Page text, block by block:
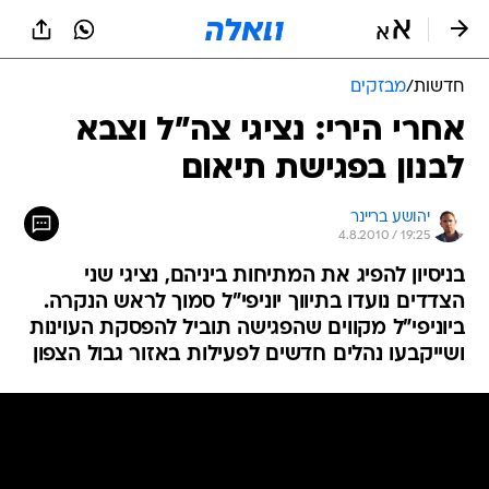
חדשות/מבזקים
אחרי הירי: נציגי צה"ל וצבא
לבנון בפגישת תיאום
יהושע בריינר
4.8.2010 / 19:25
בניסיון להפיג את המתיחות ביניהם, נציגי שני
הצדדים נועדו בתיווך יוניפי"ל סמוך לראש הנקרה.
ביוניפי"ל מקווים שהפגישה תוביל להפסקת העוינות
ושייקבעו נהלים חדשים לפעילות באזור גבול הצפון